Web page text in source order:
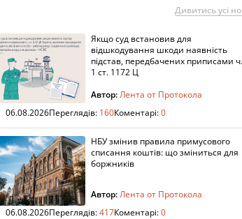
Дивитись усі
Якщо суд встановив для
відшкодування шкоди наявність
підстав, передбачених приписами ч.
1 ст. 1172 Ц
Автор:Лента от Протокола
06.08.2026Переглядів: 160Коментарі:0
НБУ змінив правила примусового
списання коштів: що зміниться для
боржників
Автор:Лента от Протокола
06.08.2026Переглядів:417Коментарі:0